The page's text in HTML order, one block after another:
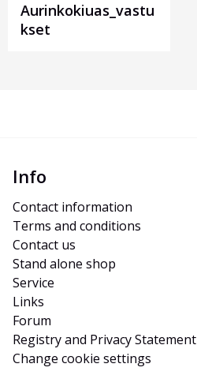
Aurinkokiuas_vastu
kset
Info
Contact information
Terms and conditions
Contact us
Stand alone shop
Service
Links
Forum
Registry and Privacy Statement
Change cookie settings